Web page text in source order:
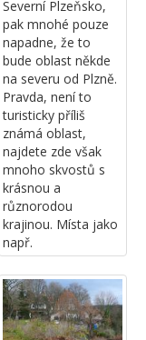
Severní Plzeňsko,
pak mnohé pouze
napadne, že to
bude oblast někde
na severu od Plzně.
Pravda, není to
turisticky příliš
známá oblast,
najdete zde však
mnoho skvostů s
krásnou a
různorodou
krajinou. Místa jako
např.